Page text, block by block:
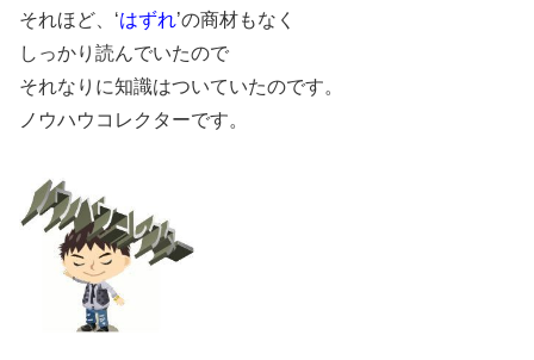
それほど、‘はずれ’の商材もなく
しっかり読んでいたので
それなりに知識はついていたのです。
ノウハウコレクターです。